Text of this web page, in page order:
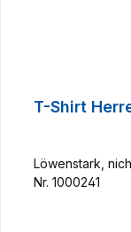
T-Shirt
Löwenstark,
Nr. 1000241